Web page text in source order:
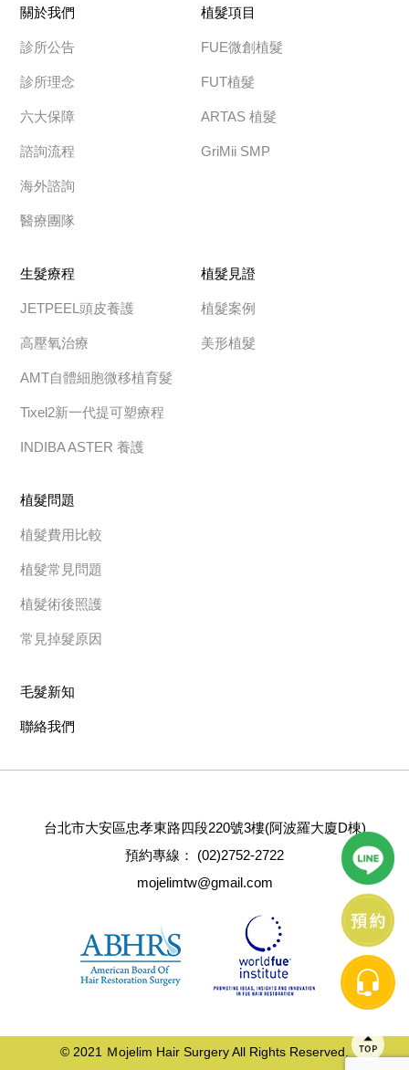
關於我們
診所公告
診所理念
六大保障
諮詢流程
海外諮詢
醫療團隊
植髮項目
FUE微創植髮
FUT植髮
ARTAS 植髮
GriMii SMP
生髮療程
JETPEEL頭皮養護
高壓氧治療
AMT自體細胞微移植育髮
Tixel2新一代提可塑療程
INDIBA ASTER 養護
植髮見證
植髮案例
美形植髮
植髮問題
植髮費用比較
植髮常見問題
植髮術後照護
常見掉髮原因
毛髮新知
聯絡我們
台北市大安區忠孝東路四段220號3樓(阿波羅大廈D棟)
預約專線：
(02)2752-2722
mojelimtw@gmail.com
© 2021 Ｍojelim Hair Surgery All Rights Reserved.